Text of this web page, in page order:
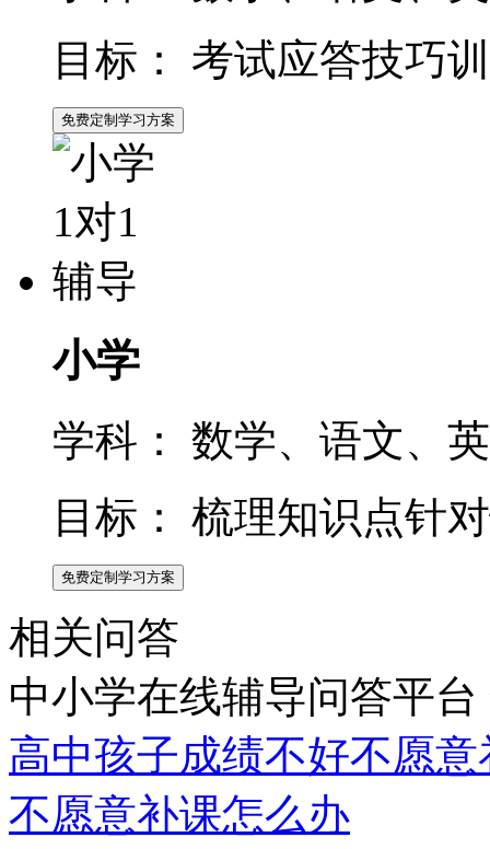
目标：
考试应答技巧
免费定制学习方案
小学
学科：
数学、语文、
目标：
梳理知识点针
免费定制学习方案
相关问答
中小学在线辅导问答平
高中孩子成绩不好不愿
不愿意补课怎么办